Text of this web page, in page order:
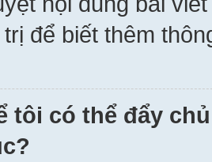
để biết thêm
tôi có thể đẩy